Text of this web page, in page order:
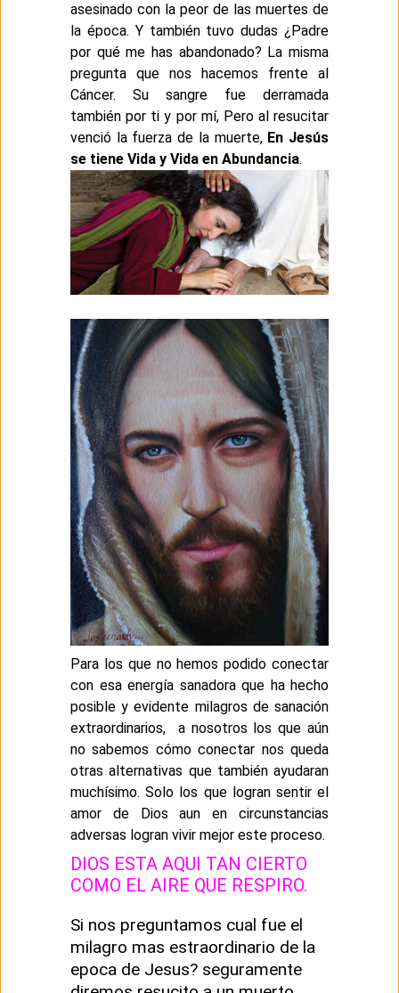
asesinado con la peor de las muertes de
la época. Y también tuvo dudas ¿Padre
por qué me has abandonado? La misma
pregunta que nos hacemos frente al
Cáncer. Su sangre fue derramada
también por ti y por mí, Pero al resucitar
venció la fuerza de la muerte, En Jesús
se tiene Vida y Vida en Abundancia.
Para los que no hemos podido conectar
con esa energía sanadora que ha hecho
posible y evidente milagros de sanación
extraordinarios, a nosotros los que aún
no sabemos cómo conectar nos queda
otras alternativas que también ayudaran
muchísimo. Solo los que logran sentir el
amor de Dios aun en circunstancias
adversas logran vivir mejor este proceso.
DIOS ESTA AQUI TAN CIERTO
COMO EL AIRE QUE RESPIRO.
Si nos preguntamos cual fue el
milagro mas estraordinario de la
epoca de Jesus? seguramente